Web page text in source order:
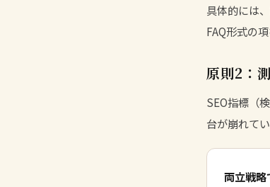
具体的には
FAQ形式の
原則2：
SEO指標（
台が崩れて
両立戦略